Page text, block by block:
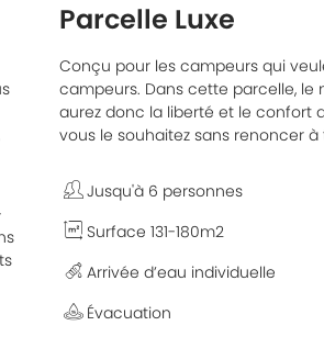
Parcelle Luxe
Conçu pour les campeurs qui
campeurs. Dans cette parcelle, le
aurez donc la liberté et le confort
vous le souhaitez sans renoncer à
Jusqu'à 6 personnes
Surface 131-180m2
Arrivée d’eau individuelle
Évacuation